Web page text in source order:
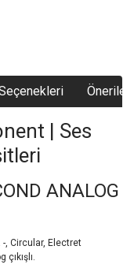
| Ses
ANALOG
-, Circular, Electret